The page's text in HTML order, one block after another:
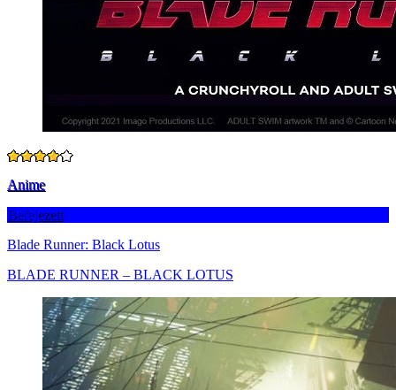
Anime
Befejezett
Blade Runner: Black Lotus
BLADE RUNNER – BLACK LOTUS